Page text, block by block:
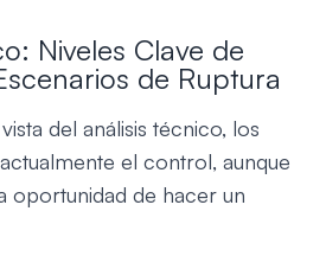
Niveles Clave de
de Ruptura
del análisis técnico, los
el control, aunque
oportunidad de hacer un